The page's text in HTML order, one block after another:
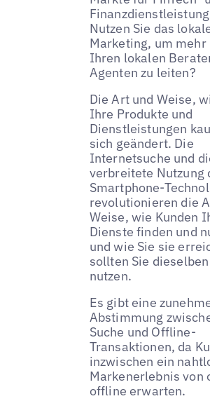
Nutzen Sie das
Marketing, um mehr
Ihren lokalen
Agenten zu leiten?
Die Art und Weise,
Ihre Produkte und
Dienstleistungen
sich geändert. Die
Internetsuche und
verbreitete Nutzung
Smartphone-
revolutionieren die
Weise, wie Kunden
Dienste finden und
und wie Sie sie
sollten Sie
nutzen.
Es gibt eine
Abstimmung
Suche und Offline-
Transaktionen, da
inzwischen ein
Markenerlebnis von
offline erwarten.